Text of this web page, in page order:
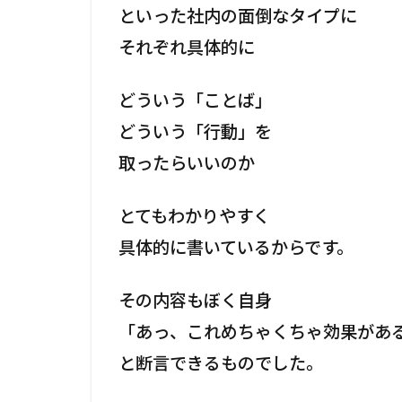
といった社内の面倒なタイプに
それぞれ具体的に
どういう「ことば」
どういう「行動」を
取ったらいいのか
とてもわかりやすく
具体的に書いているからです。
その内容もぼく自身
「あっ、これめちゃくちゃ効果があ
と断言できるものでした。